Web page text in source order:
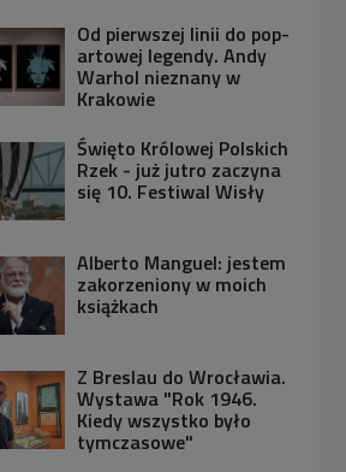
Od pierwszej linii do pop-
artowej legendy. Andy
Warhol nieznany w
Krakowie
Święto Królowej Polskich
Rzek - już jutro zaczyna
się 10. Festiwal Wisły
Alberto Manguel: jestem
zakorzeniony w moich
książkach
Z Breslau do Wrocławia.
Wystawa "Rok 1946.
Kiedy wszystko było
tymczasowe"